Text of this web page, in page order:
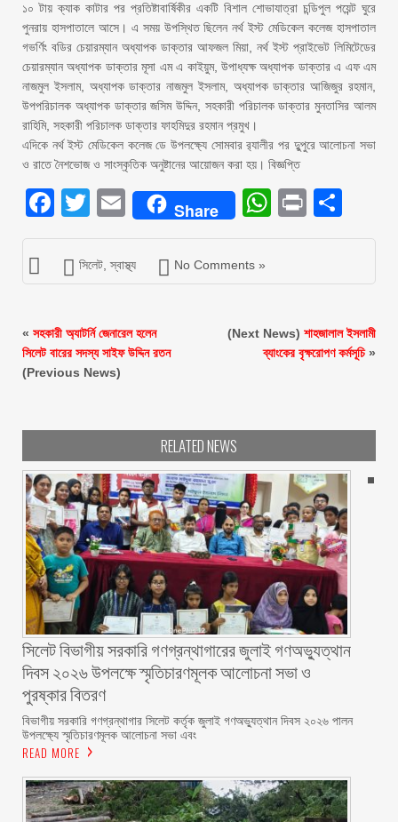
১০ টায় ক্যাক কাটার পর প্রতিষ্টাবার্ষিকীর একটি বিশাল শোভাযাত্রা চন্ডিপুল পয়েন্ট ঘুরে
পুনরায় হাসপাতালে আসে। এ সময় উপস্থিত ছিলেন নর্থ ইস্ট মেডিকেল কলেজ হাসপাতাল
গভর্ণিং বডির চেয়ারম্যান অধ্যাপক ডাক্তার আফজল মিয়া, নর্থ ইস্ট প্রাইভেট লিমিটেডের
চেয়ারম্যান অধ্যাপক ডাক্তার মূসা এম এ কাইয়ুম, উপাধ্যক্ষ অধ্যাপক ডাক্তার এ এফ এম
নাজমুল ইসলাম, অধ্যাপক ডাক্তার নাজমুল ইসলাম, অধ্যাপক ডাক্তার আজিজুর রহমান,
উপপরিচালক অধ্যাপক ডাক্তার জসিম উদ্দিন, সহকারী পরিচালক ডাক্তার মুনতাসির আলম
রাহিমি, সহকারী পরিচালক ডাক্তার ফাহমিদুর রহমান প্রমুখ।
এদিকে নর্থ ইস্ট মেডিকেল কলেজ ডে উপলক্ষ্যে সোমবার র‌্যালীর পর দুুপুরে আলোচনা সভা
ও রাতে নৈশভোজ ও সাংস্কৃতিক অনুষ্টানের আয়োজন করা হয়। বিজ্ঞপ্তি
Facebook
Twitter
EmailShare Print
সিলেট ,স্বাস্থ্য No Comments »
« সহকারী অ্যাটর্নি জেনারেল হলেন
সিলেট বারের সদস্য সাইফ উদ্দিন রতন
(Previous News)
(Next News) শাহজালাল ইসলামী
ব্যাংকের বৃক্ষরোপণ কর্মসূচি»
RELATED NEWS
সিলেট বিভাগীয় সরকারি গণগ্রন্থাগারের জুলাই গণঅভ্যুত্থান
দিবস ২০২৬ উপলক্ষে স্মৃতিচারণমূলক আলোচনা সভা ও
পুরষ্কার বিতরণ ‎ ‎
বিভাগীয় সরকারি গণগ্রন্থাগার সিলেট কর্তৃক জুলাই গণঅভ্যুত্থান দিবস ২০২৬ পালন
উপলক্ষ্যে স্মৃতিচারণমূলক আলোচনা সভা এবং
READ MORE